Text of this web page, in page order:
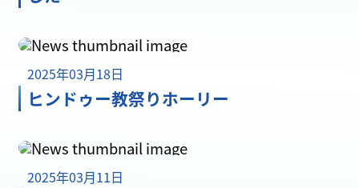
2025年03月18日
ヒンドゥー教祭りホーリー
2025年03月11日